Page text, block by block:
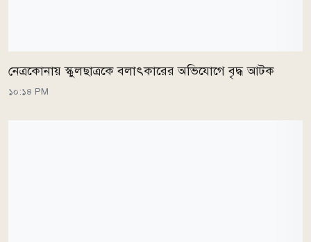
নেত্রকোনায় স্কুলছাত্রকে বলাৎকারের অভিযোগে বৃদ্ধ আটক
১০:১৪ PM